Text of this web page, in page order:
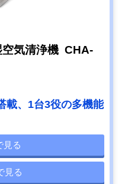
空気清浄機 CHA-
載、1台3役の多機能
見る
見る